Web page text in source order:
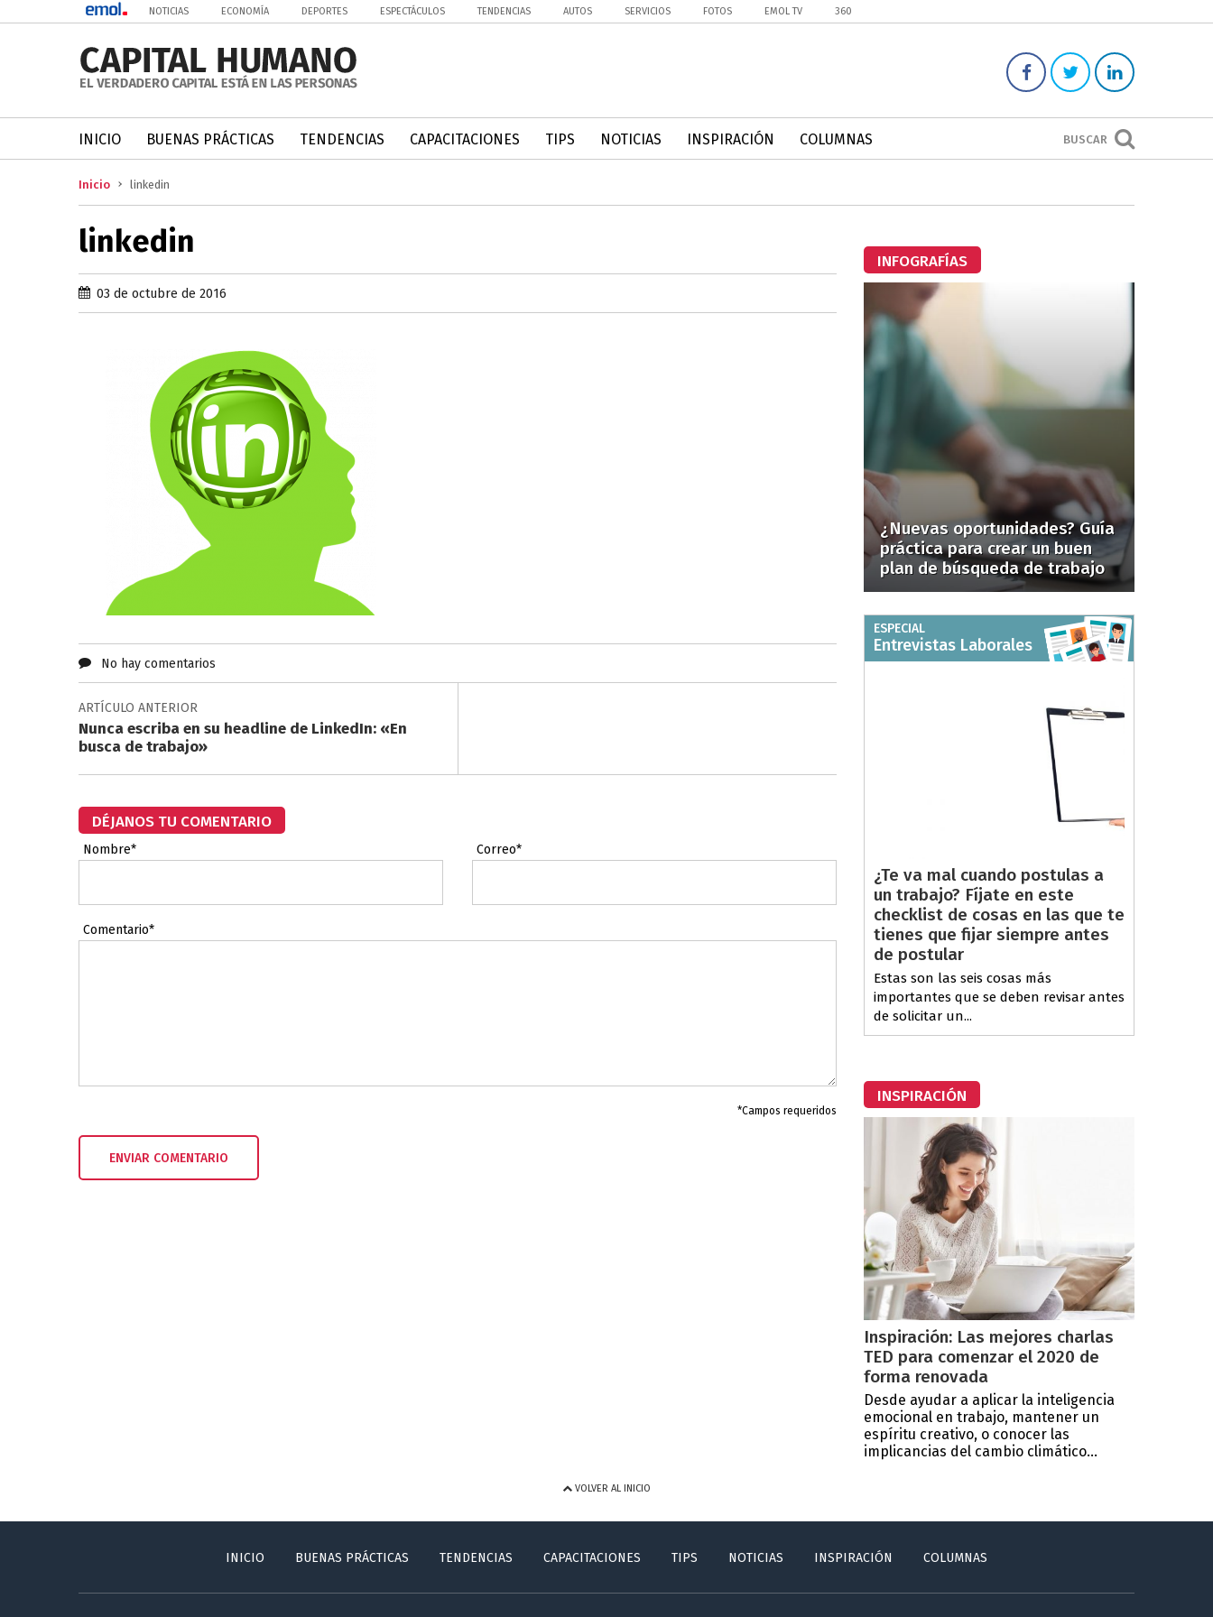
NOTICIAS ECONOMÍA DEPORTES ESPECTÁCULOS TENDENCIAS AUTOS SERVICIOS FOTOS EMOL TV 360
BUSCAR
INICIO BUENAS PRÁCTICAS TENDENCIAS CAPACITACIONES TIPS NOTICIAS INSPIRACIÓN COLUMNAS
Inicio linkedin
linkedin
03 de octubre de 2016
No hay comentarios
ARTÍCULO ANTERIOR
Nunca escriba en su headline de LinkedIn: «En
busca de trabajo»
DÉJANOS TU COMENTARIO
Nombre* Correo*
Comentario*
*Campos requeridos
INFOGRAFÍAS
¿Nuevas oportunidades? Guía
práctica para crear un buen
plan de búsqueda de trabajo
ESPECIAL
Entrevistas Laborales
¿Te va mal cuando postulas a
un trabajo? Fíjate en este
checklist de cosas en las que te
tienes que fijar siempre antes
de postular
Estas son las seis cosas más
importantes que se deben revisar antes
de solicitar un...
INSPIRACIÓN
Inspiración: Las mejores charlas
TED para comenzar el 2020 de
forma renovada
Desde ayudar a aplicar la inteligencia
emocional en trabajo, mantener un
espíritu creativo, o conocer las
implicancias del cambio climático...
VOLVER AL INICIO
INICIO BUENAS PRÁCTICAS TENDENCIAS CAPACITACIONES TIPS NOTICIAS INSPIRACIÓN COLUMNAS